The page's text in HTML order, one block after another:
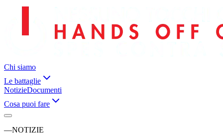
Chi siamo
Le battaglie
NotizieDocumenti
Cosa puoi fare
—NOTIZIE